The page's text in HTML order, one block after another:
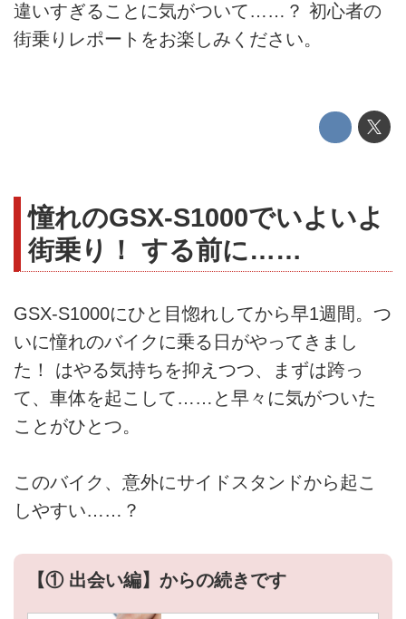
違いすぎることに気がついて……？ 初心者の
街乗りレポートをお楽しみください。
憧れのGSX-S1000でいよいよ
街乗り！ する前に……
GSX-S1000にひと目惚れしてから早1週間。つ
いに憧れのバイクに乗る日がやってきまし
た！ はやる気持ちを抑えつつ、まずは跨っ
て、車体を起こして……と早々に気がついた
ことがひとつ。
このバイク、意外にサイドスタンドから起こ
しやすい……？
【① 出会い編】からの続きです